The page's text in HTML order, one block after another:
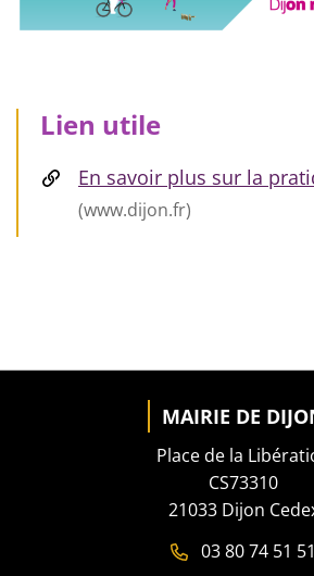
Lien utile
En savoir plus sur la
(www.dijon.fr)
MAIRIE DE
Place de la
CS73310
21033 Dijon
03 80 74 51 51